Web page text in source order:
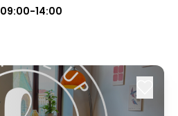
09:00-14:00